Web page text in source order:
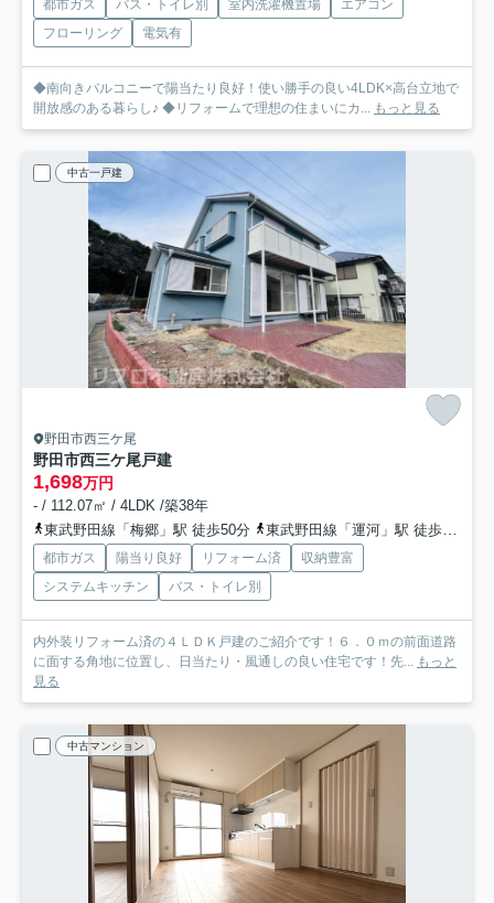
都市ガス バス・トイレ別 室内洗濯機置場
エアコン
フローリング
電気有
◆南向きバルコニーで陽当たり良好！使い勝手の良い4LDK×高台立地で
開放感のある暮らし♪ ◆リフォームで理想の住まいにカ... もっと見る
中古一戸建
野田市西三ケ尾
野田市西三ケ尾戸建
1,698万円
- / 112.07㎡ / 4LDK /築38年
東武野田線「梅郷」駅 徒歩50分
東武野田線「運河」駅 徒歩45分
都市ガス 陽当り良好 リフォーム済
収納豊富
システムキッチン
バス・トイレ別
内外装リフォーム済の４ＬＤＫ戸建のご紹介です！６．０ｍの前面道路
に面する角地に位置し、日当たり・風通しの良い住宅です！先... もっと
見る
中古マンション